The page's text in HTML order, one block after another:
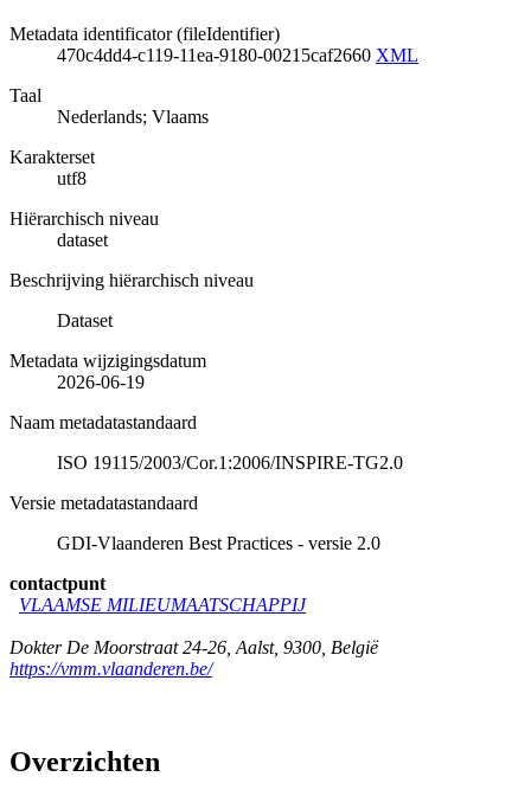
Metadata identificator (fileIdentifier)
470c4dd4-c119-11ea-9180-00215caf2660 XML
Taal
Nederlands; Vlaams
Karakterset
utf8
Hiërarchisch niveau
dataset
Beschrijving hiërarchisch niveau
Dataset
Metadata wijzigingsdatum
2026-06-19
Naam metadatastandaard
ISO 19115/2003/Cor.1:2006/INSPIRE-TG2.0
Versie metadatastandaard
GDI-Vlaanderen Best Practices - versie 2.0
contactpunt
VLAAMSE MILIEUMAATSCHAPPIJ
Dokter De Moorstraat 24-26 Aalst, 9300 België
https://vmm.vlaanderen.be/
Overzichten